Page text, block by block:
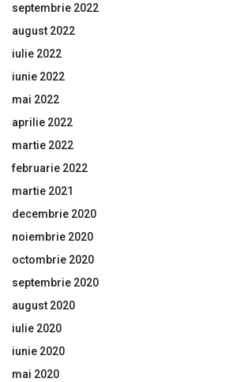
septembrie 2022
august 2022
iulie 2022
iunie 2022
mai 2022
aprilie 2022
martie 2022
februarie 2022
martie 2021
decembrie 2020
noiembrie 2020
octombrie 2020
septembrie 2020
august 2020
iulie 2020
iunie 2020
mai 2020